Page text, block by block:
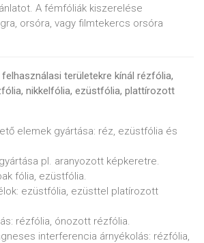
A fémfóliák kiszerelése
orsóra, vagy filmtekercs orsóra
területekre kínál rézfólia,
nikkelfólia, ezüstfólia, plattírozott
elemek gyártása: réz, ezüstfólia és
pl. aranyozott képkeretre.
fólia, ezüstfólia.
ezüstfólia, ezüsttel platírozott
rézfólia, ónozott rézfólia.
interferencia árnyékolás: rézfólia,